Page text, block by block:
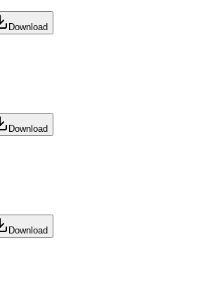
Download
Download
Download